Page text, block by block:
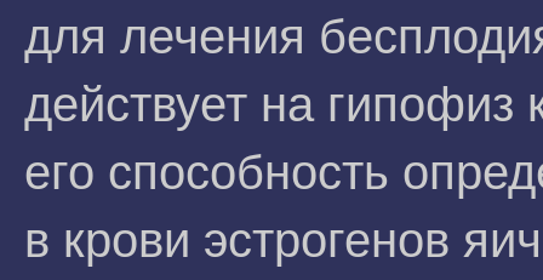
для лечения
действует на гипофиз
его способность
в крови эстрогенов